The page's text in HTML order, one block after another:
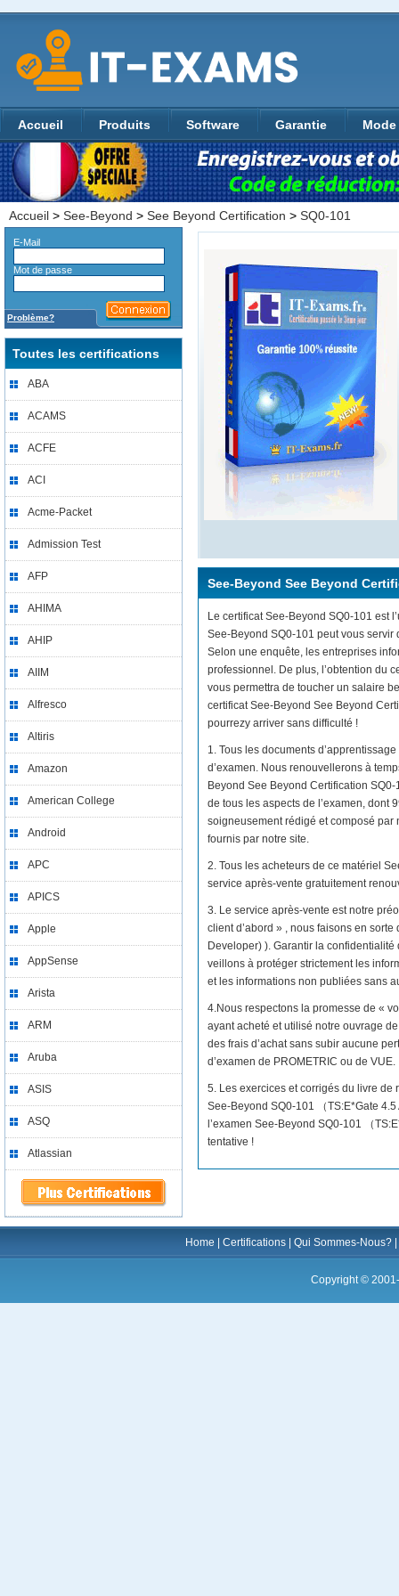
Accueil Produits Software Garantie
Accueil > See-Beyond > See Beyond Certification > SQ0-101
E-Mail
Mot de passe
Problème?
Toutes les certifications
ABA
ACAMS
ACFE
ACI
Acme-Packet
Admission Test
AFP
AHIMA
AHIP
AIIM
Alfresco
Altiris
Amazon
American College
Android
APC
APICS
Apple
AppSense
Arista
ARM
Aruba
ASIS
ASQ
Atlassian
See-Beyond See Beyond
Le certificat See-Beyond SQ0-101 est
See-Beyond SQ0-101 peut vous
Selon une enquête, les entreprises
professionnel. De plus, l’obtention du
vous permettra de toucher un salaire
certificat See-Beyond See Beyond
pourrezy arriver sans difficulté !
1. Tous les documents
d’examen. Nous renouvellerons à
Beyond See Beyond Certification
de tous les aspects de l’examen, dont
soigneusement rédigé et composé par
fournis par notre site.
2. Tous les acheteurs de ce matériel
service après-vente gratuitement
3. Le service après-vente est notre
client d’abord » , nous faisons en
Developer) ). Garantir la
veillons à protéger strictement les
et les informations non publiées sans
4.Nous respectons la promesse de «
ayant acheté et utilisé notre ouvrage
des frais d’achat sans subir aucune
d’examen de PROMETRIC ou de VUE.
5. Les exercices et corrigés du livre de
See-Beyond SQ0-101 （TS:E*Gate
l’examen See-Beyond SQ0-101 （
tentative !
Home Certifications Qui Sommes-Nous?
Copyright ©